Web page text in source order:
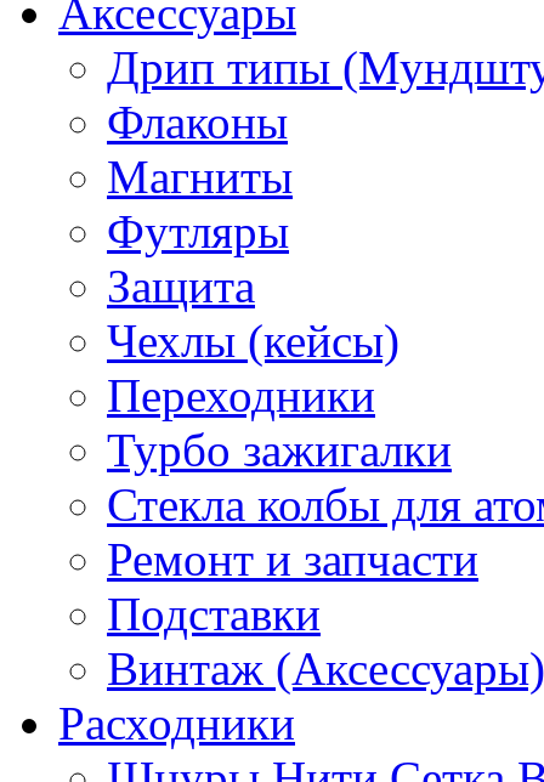
Аксессуары
Дрип типы
Флаконы
Магниты
Футляры
Защита
Чехлы (кейсы)
Переходники
Турбо зажигалки
Стекла колбы для
Ремонт и запчасти
Подставки
Винтаж (Аксессуары)
Расходники